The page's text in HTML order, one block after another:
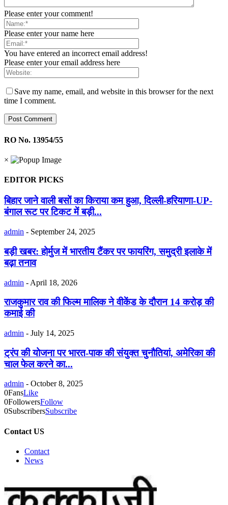
Please enter your comment!
Please enter your name here
You have entered an incorrect email address!
Please enter your email address here
Save my name, email, and website in this browser for the next
time I comment.
RO No. 13954/55
×
EDITOR PICKS
बिहार जाने वाली बसों का किराया कम हुआ, दिल्ली-हरियाणा-UP-
बंगाल रूट पर टिकट में बड़ी...
admin - September 24, 2025
बड़ी खबर: होर्मुज में भारतीय टैंकर पर फायरिंग, समुद्री इलाके में
बढ़ा तनाव
admin - April 18, 2026
राजकुमार राव की फिल्म मालिक ने वीकेंड के दौरान 14 करोड़ की
कमाई की
admin - July 14, 2025
ट्रंप की योजना पर भारत-पाक की संयुक्त चुनौतियां, अमेरिका की
चाल फेल करने का...
admin - October 8, 2025
0FansLike
0FollowersFollow
0SubscribersSubscribe
Contact US
Contact
News